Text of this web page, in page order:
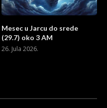
Mesec u Jarcu do srede
(29.7) oko 3 AM
26. Jula 2026.